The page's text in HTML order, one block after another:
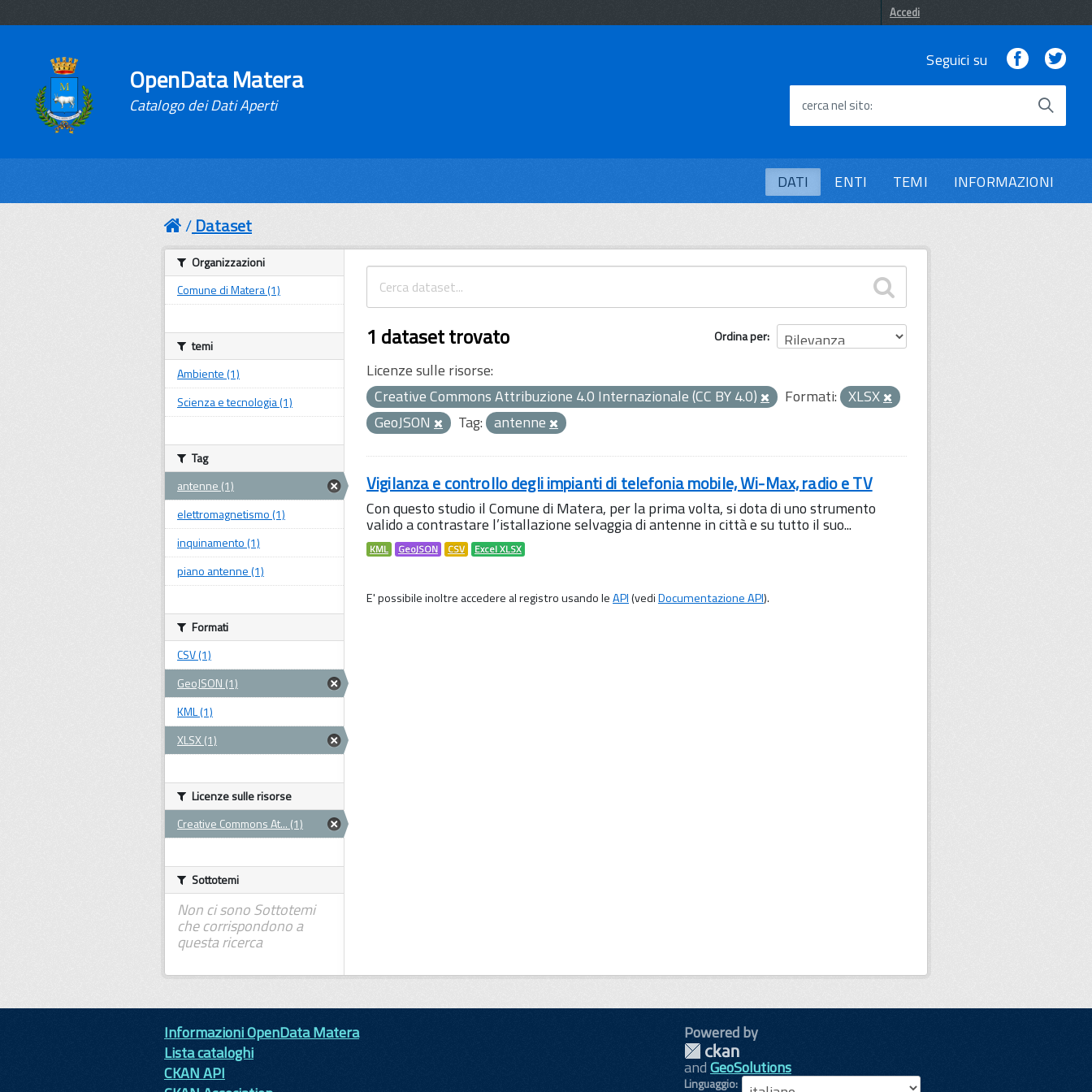
Accedi
OpenData Matera
Catalogo dei Dati Aperti
Seguici su Facebook
cerca nel sito
DATI ENTI TEMI INFORMAZIONI
Dataset
Ordina per
1 dataset trovato
Licenze sulle risorse:
Creative Commons Attribuzione 4.0 Internazionale (CC BY 4.0)
Formati: XLSX
GeoJSON
Tag: antenne
Vigilanza e controllo degli impianti di telefonia mobile, Wi-Max, radio e TV
Con questo studio il Comune di Matera, per la prima volta, si dota di uno strumento
valido a contrastare l’istallazione selvaggia di antenne in città e su tutto il suo...
KML GeoJSON CSV Excel XLSX
E' possibile inoltre accedere al registro usando leAPI(vediDocumentazione API).
Organizzazioni
Comune di Matera (1)
temi
Ambiente (1)
Scienza e tecnologia (1)
Tag
antenne (1)
elettromagnetismo (1)
inquinamento (1)
piano antenne (1)
Formati
CSV (1)
GeoJSON (1)
KML (1)
XLSX (1)
Licenze sulle risorse
Creative Commons At... (1)
Sottotemi
Non ci sono Sottotemi
che corrispondono a
questa ricerca
Informazioni OpenData Matera
Lista cataloghi
CKAN API
Powered by
andGeoSolutions
Linguaggio